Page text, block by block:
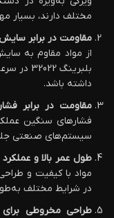
مختلف دارند، بسیار
مقاومت در برابر
از مواد مقاوم به
داشته باشد.
مقاومت در برابر
فشارهای سنگین
سیستم‌های صنعتی
طول عمر بالا و عملکرد
مواد با کیفیت و
در شرایط مختلف
طراحی مخروطی